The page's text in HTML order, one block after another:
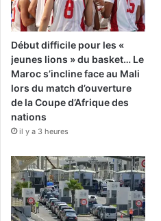
Début difficile pour les «
jeunes lions » du basket… Le
Maroc s’incline face au Mali
lors du match d’ouverture
de la Coupe d’Afrique des
nations
il y a 3 heures